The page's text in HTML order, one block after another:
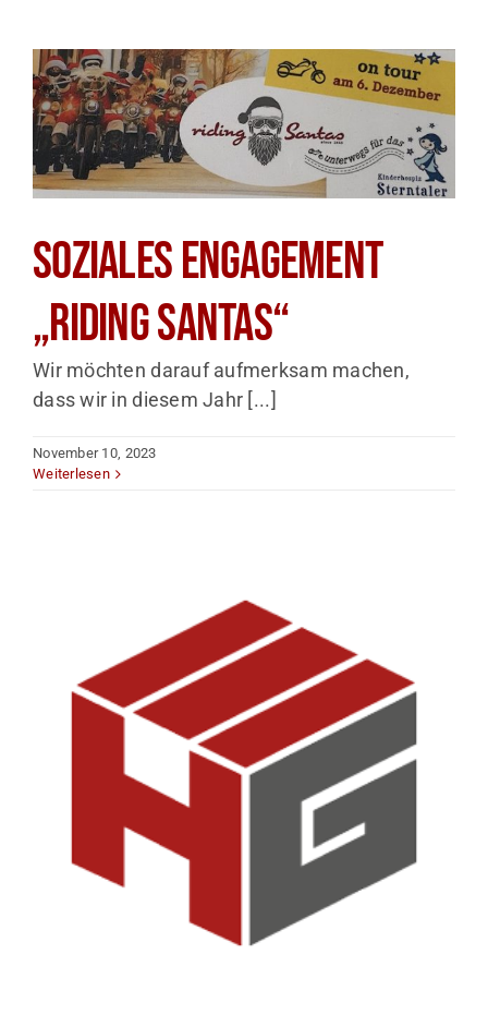
Soziales Engagement
„Riding Santas“
Wir möchten darauf aufmerksam machen,
dass wir in diesem Jahr [...]
November 10, 2023
Weiterlesen